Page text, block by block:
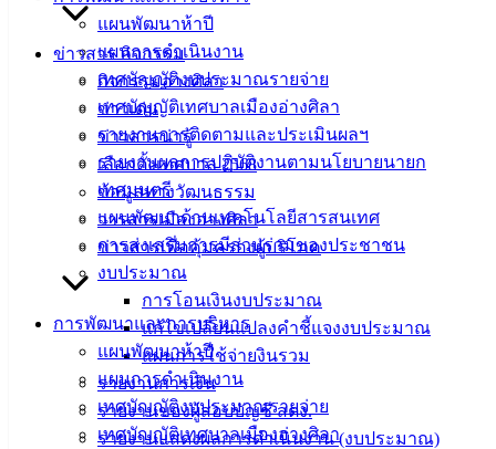
แผนพัฒนาห้าปี
แผนการดำเนินงาน
เทศบัญญัติงบประมาณรายจ่าย
เทศบัญญัติเทศบาลเมืองอ่างศิลา
รายงานการติดตามและประเมินผลฯ
รายงานผลการปฏิบัติงานตามนโยบายนายก
เทศมนตรี
แผนพัฒนาด้านเทคโนโลยีสารสนเทศ
การส่งเสริมการมีส่วนร่วมของประชาชน
งบประมาณ
การโอนเงินงบประมาณ
แก้ไขเปลี่ยนแปลงคำชี้แจงงบประมาณ
แผนการใช้จ่ายงินรวม
รายงานการเงิน
รายงานของผู้สอบบัญชี สตง.
รายงานแสดงผลการดำเนินงาน (งบประมาณ)
ข่าวสาร กิจกรรม
กิจกรรมอ่างศิลา
ข่าวเด่น
ข่าวสารน่ารู้
เลือกตั้งเทศบาล 2568
ข้อมูลทางวัฒนธรรม
วารสารเมืองอ่างศิลา
ข่าวสารเพื่อคุ้มครองผู้บริโภค
การพัฒนาและการบริหาร
แผนพัฒนาห้าปี
แผนการดำเนินงาน
เทศบัญญัติงบประมาณรายจ่าย
เทศบัญญัติเทศบาลเมืองอ่างศิลา
เอกสาร
คู่มือ
สำหรับ
ประชาชน/
คู่มือการ
ปฏิบัติ
งาน
ข่าวสาร
น่ารู้
ศุนย์
ข้อมูล
ข่าวสาร
อิเล็กทรอนิกส์
ความรู้
(Knowledge
Management)